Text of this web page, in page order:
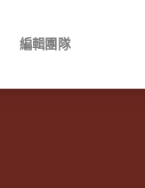
編輯團隊